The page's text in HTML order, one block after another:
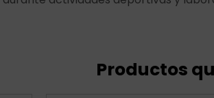
Productos